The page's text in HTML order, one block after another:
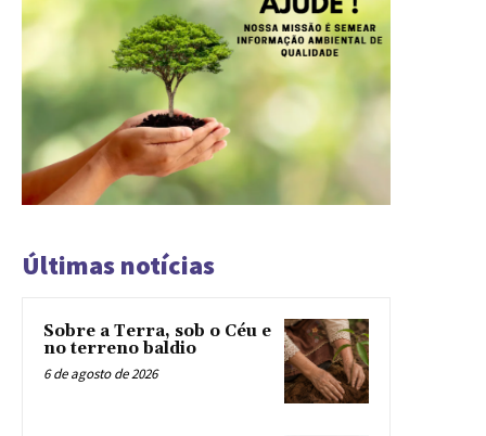
Últimas notícias
Sobre a Terra, sob o Céu e
no terreno baldio
6 de agosto de 2026